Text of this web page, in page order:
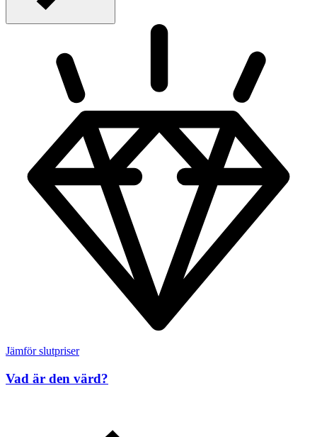
Jämför slutpriser
Vad är den värd?